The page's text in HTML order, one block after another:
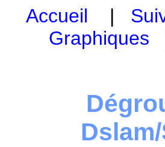
Accueil |
Graphiques